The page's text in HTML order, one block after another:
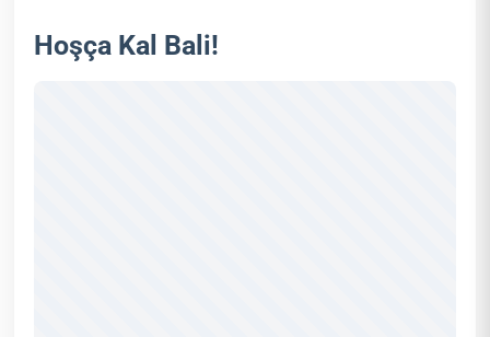
Hoşça Kal Bali!